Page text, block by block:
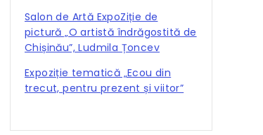
Salon de Artă ExpoZiție de
pictură „O artistă îndrăgostită de
Chișinău”, Ludmila Țoncev
Expoziție tematică „Ecou din
trecut, pentru prezent și viitor”